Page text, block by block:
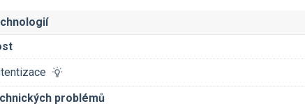
problémů